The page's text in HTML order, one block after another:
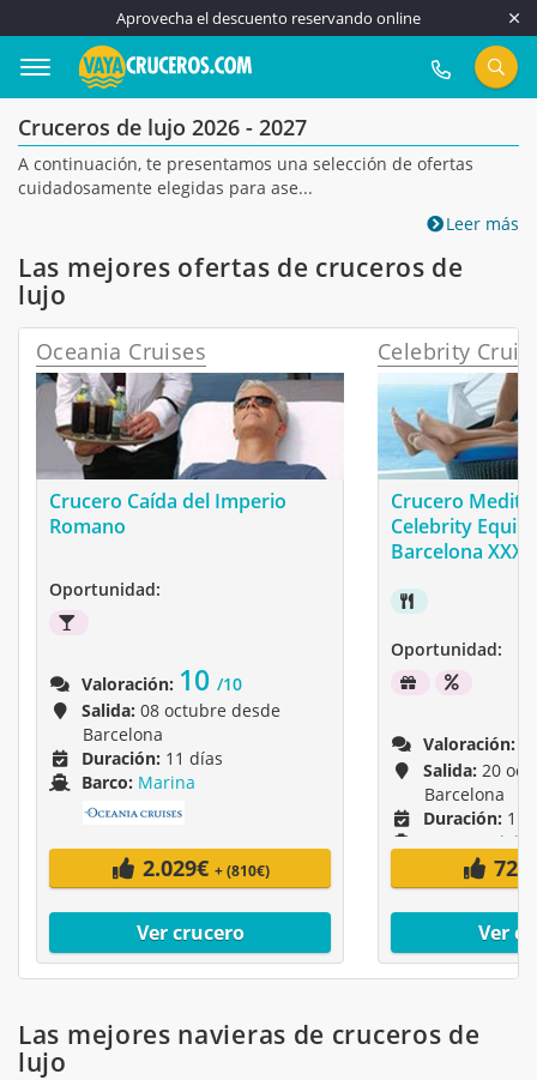
Aprovecha el descuento reservando online
917 815 555
Cruceros de lujo 2026 - 2027
A continuación, te presentamos una selección de ofertas
cuidadosamente elegidas para ase...
Leer más
Las mejores ofertas de cruceros de
lujo
Oceania Cruises
Crucero Caída del Imperio
Romano
Oportunidad:
Bebidas
sin
alcohol
Valoración: 10/10
Salida:08 octubre desde
Barcelona
Duración: 11 días
Barco: Marina
2.029€+ (810€)
Ver crucero
Celebrity
Crucero
Celebrity
Barcelona
Pensión
Oportunidad:
Hasta
descuento
Desde
descuento
2º
pasajero
Valoración:
Salida:20
Barcelona
Duración: 11
Ver
Las mejores navieras de cruceros de
lujo